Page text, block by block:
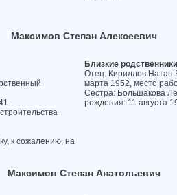
Максимов Степан Алексеевич
к сожалению, на
Близкие родственники
Отец: Кириллов Натан
марта 1952, место
Сестра: Большакова
рождения: 11 августа
Максимов Степан Анатольевич